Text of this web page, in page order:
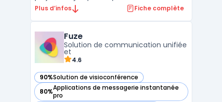
des entreprises modernes. Cette
notamment des outils de communication
pour équipes, qui facil ...
Plus d’infos Fiche complète
Fuze
Solution de communication unifiée
et
4.6
90%Solution de visioconférence
— voir Fuze dans cette catégorie
80%Applications de messagerie instantanée
pro
— voir Fuze dans cette catégorie